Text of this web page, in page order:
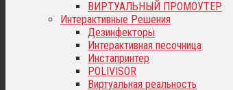
ВИРТУАЛЬНЫЙ ПРОМОУТЕР
Интерактивные Решения
Дезинфекторы
Интерактивная песочница
Инстапринтер
POLIVISOR
Виртуальная реальность